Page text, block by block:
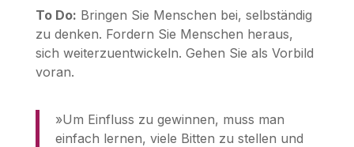
To Do: Bringen Sie Menschen bei, selbständig
zu denken. Fordern Sie Menschen heraus,
sich weiterzuentwickeln. Gehen Sie als Vorbild
voran.
»Um Einfluss zu gewinnen, muss man
einfach lernen, viele Bitten zu stellen und